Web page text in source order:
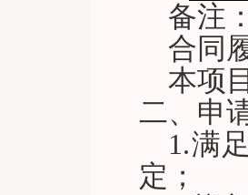
备注
合同
本项
二、申
1.满
定；